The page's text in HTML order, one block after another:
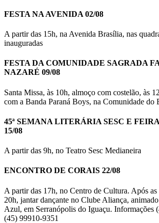
FESTA NA AVENIDA 02/08
A partir das 15h, na Avenida Brasília, nas
inauguradas
FESTA DA COMUNIDADE SAGRADA
NAZARÉ 09/08
Santa Missa, às 10h, almoço com costelão, às
com a Banda Paraná Boys, na Comunidade do
45ª SEMANA LITERÁRIA SESC E
15/08
A partir das 9h, no Teatro Sesc Medianeira
ENCONTRO DE CORAIS 22/08
A partir das 17h, no Centro de Cultura. Após as
20h, jantar dançante no Clube Aliança,
Azul, em Serranópolis do Iguaçu. Informações
(45) 99910-9351